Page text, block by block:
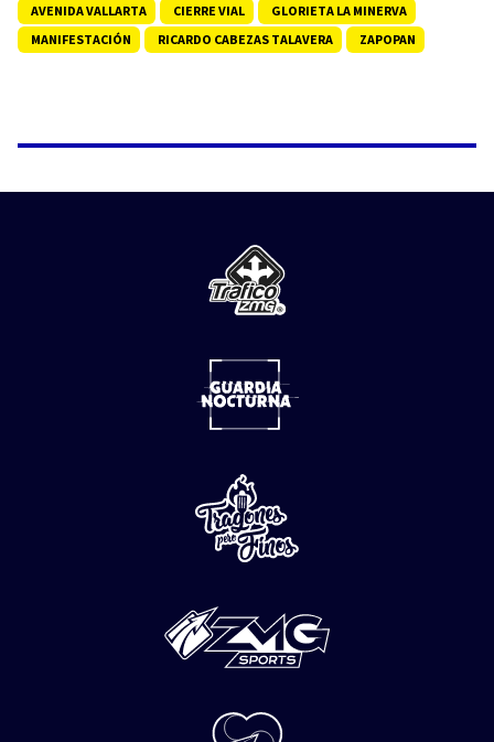
AVENIDA VALLARTA CIERRE VIAL
GLORIETA LA MINERVA
MANIFESTACIÓN
RICARDO CABEZAS TALAVERA ZAPOPAN